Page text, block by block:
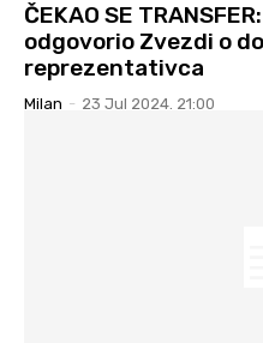
ČEKAO SE
odgovorio Zvezdi o
reprezentativca
Milan - 23 Jul 2024. 21:00